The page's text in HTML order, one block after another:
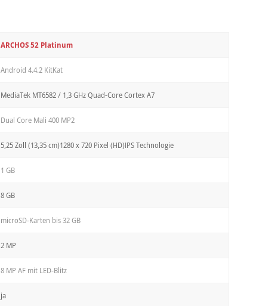
ARCHOS 52 Platinum
Android 4.4.2 KitKat
MediaTek MT6582 / 1,3 GHz Quad-Core Cortex A7
Dual Core Mali 400 MP2
5,25 Zoll (13,35 cm)1280 x 720 Pixel (HD)IPS Technologie
1 GB
8 GB
microSD-Karten bis 32 GB
2 MP
8 MP AF mit LED-Blitz
ja